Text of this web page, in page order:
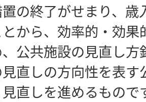
の終了がせまり、歳
から、効率的・効
公共施設の見直し方
直しの方向性を表
直しを進めるもので